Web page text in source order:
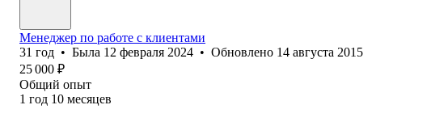
Менеджер по работе с клиентами
31 год • Была 12 февраля 2024 • Обновлено 14 августа 2015
25 000 ₽
Общий опыт
1 год 10 месяцев